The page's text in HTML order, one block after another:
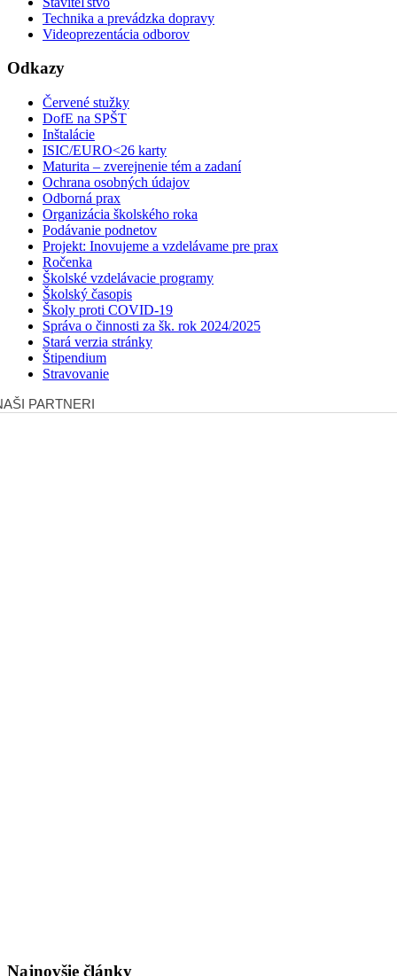
Technika a prevádzka dopravy
Videoprezentácia odborov
Odkazy
Červené stužky
DofE na SPŠT
Inštalácie
ISIC/EURO<26 karty
Maturita – zverejnenie tém a zadaní
Ochrana osobných údajov
Odborná prax
Organizácia školského roka
Podávanie podnetov
Projekt: Inovujeme a vzdelávame pre prax
Ročenka
Školské vzdelávacie programy
Školský časopis
Školy proti COVID-19
Správa o činnosti za šk. rok 2024/2025
Stará verzia stránky
Štipendium
Stravovanie
Najnovšie články